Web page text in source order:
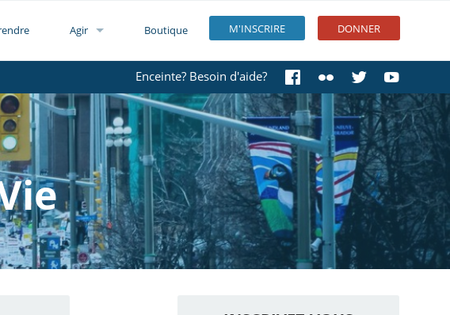
M'INSCRIRE DONNER
Agir Boutique
Enceinte? Besoin d'aide?